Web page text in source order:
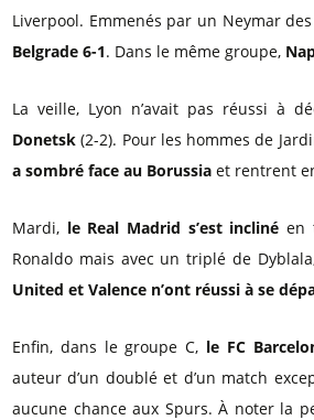
Billets Primeira Liga
Billets Saudi Pro League
Séville
Liverpool. Emmenés par un Neymar
Belgrade 6-1. Dans le même groupe,
La veille, Lyon n’avait pas réussi à
Donetsk (2-2). Pour les hommes de
a sombré face au Borussia et rentrent
Mardi, le Real Madrid s’est incliné en
Ronaldo mais avec un triplé de
United et Valence n’ont réussi à se
Enfin, dans le groupe C, le FC
auteur d’un doublé et d’un match
aucune chance aux Spurs. À noter la